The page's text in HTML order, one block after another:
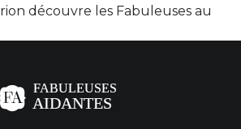
découvre les Fabuleuses au